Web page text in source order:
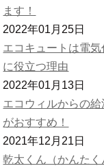
ます！
2022年01月25日
エコキュートは電
に役立つ理由
2022年01月13日
エコウィルからの
がおすすめ！
2021年12月21日
乾太くん（かんた